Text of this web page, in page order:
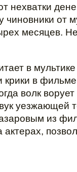
нехватки
чиновники от
месяцев.
в
крики в
волк
уезжающей
из